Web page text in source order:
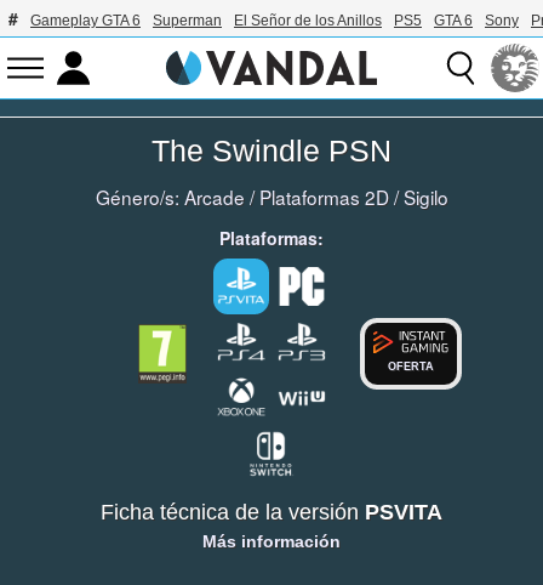
Gameplay GTA 6 Superman El Señor de los Anillos PS5 GTA 6 Sony
The Swindle PSN
Género/s: Arcade /Plataformas 2D/Sigilo
Plataformas:
OFERTA
Ficha técnica de la versión PSVITA
Más información